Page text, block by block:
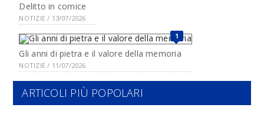
Delitto in cornice
NOTIZIE / 13/07/2026
1
Gli anni di pietra e il valore della memoria
NOTIZIE / 11/07/2026
ARTICOLI PIÙ POPOLARI